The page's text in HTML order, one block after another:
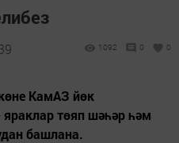
1092 0 0
КамАЗ йөк
төяп шәһәр һәм
башлана.